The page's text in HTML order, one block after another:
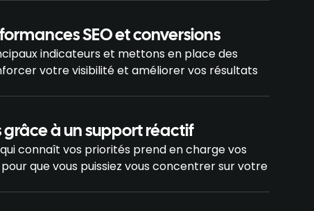
SEO et conversions
indicateurs et mettons en place des
votre visibilité et améliorer vos résultats
à un support réactif
connaît vos priorités prend en charge vos
que vous puissiez vous concentrer sur votre